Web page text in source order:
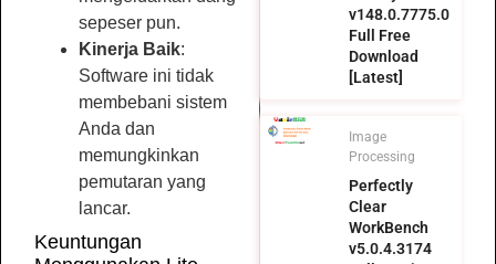
sepeser pun.
Kinerja Baik:
Software ini tidak
membebani sistem
Anda dan
memungkinkan
pemutaran yang
lancar.
Keuntungan
v148.0.7775.0
Full Free
Download
[Latest]
Image
Processing
Perfectly
Clear
WorkBench
v5.0.4.3174